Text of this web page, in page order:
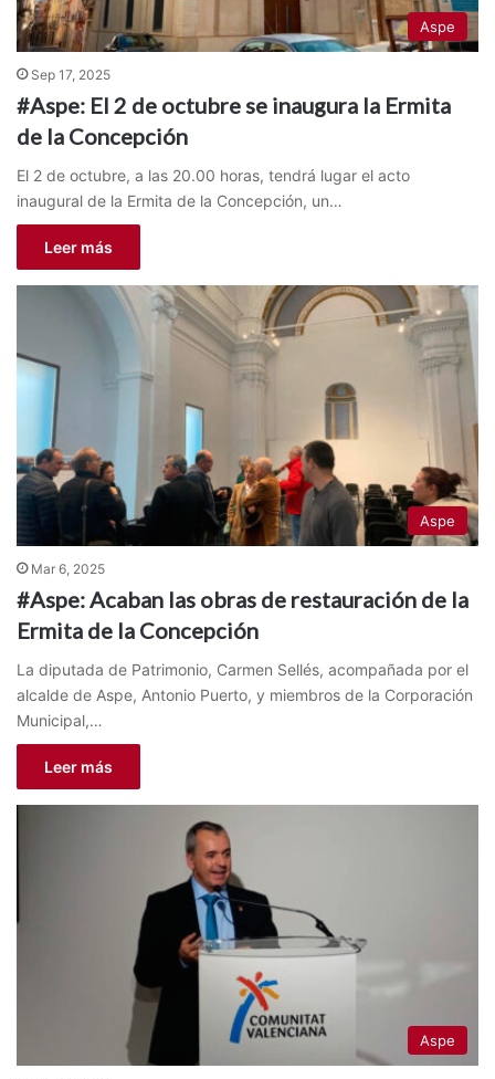
Aspe
Sep 17, 2025
#Aspe: El 2 de octubre se inaugura la Ermita
de la Concepción
El 2 de octubre, a las 20.00 horas, tendrá lugar el acto
inaugural de la Ermita de la Concepción, un…
Leer más
Aspe
Mar 6, 2025
#Aspe: Acaban las obras de restauración de la
Ermita de la Concepción
La diputada de Patrimonio, Carmen Sellés, acompañada por el
alcalde de Aspe, Antonio Puerto, y miembros de la Corporación
Municipal,…
Leer más
Aspe